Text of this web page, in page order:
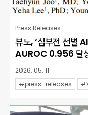
Press Releases
뷰노, ‘심부전 선별
AUROC 0.956 달
2026. 05. 11
#press_releases